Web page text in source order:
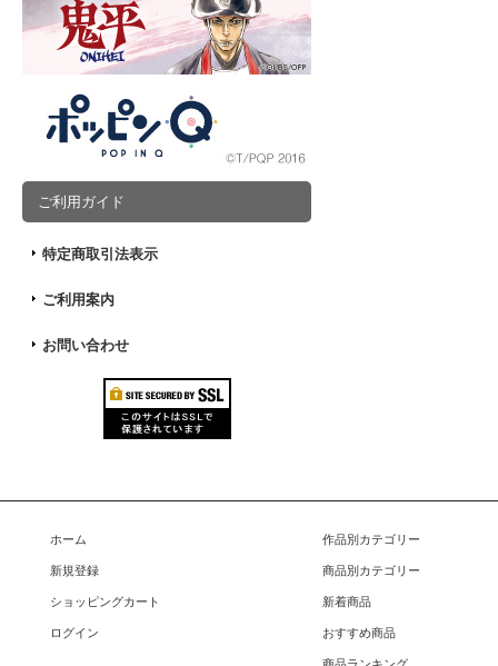
ご利用ガイド
特定商取引法表示
ご利用案内
お問い合わせ
ホーム
新規登録
ショッピングカート
ログイン
作品別カテゴリー
商品別カテゴリー
新着商品
おすすめ商品